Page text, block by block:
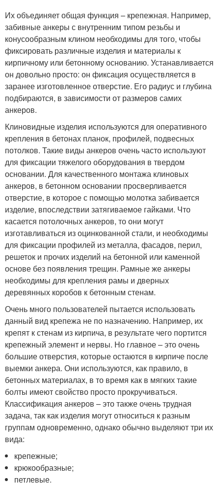
Их объединяет общая функция – крепежная. Например,
забивные анкеры с внутренним типом резьбы и
конусообразным клином необходимы для того, чтобы
фиксировать различные изделия и материалы к
кирпичному или бетонному основанию. Устанавливается
он довольно просто: он фиксация осуществляется в
заранее изготовленное отверстие. Его радиус и глубина
подбираются, в зависимости от размеров самих
анкеров.
Клиновидные изделия используются для оперативного
крепления в бетонах планок, профилей, подвесных
потолков. Такие виды анкеров очень часто используют
для фиксации тяжелого оборудования в твердом
основании. Для качественного монтажа клиновых
анкеров, в бетонном основании просверливается
отверстие, в которое с помощью молотка забивается
изделие, впоследствии затягиваемое гайками. Что
касается потолочных анкеров, то они могут
изготавливаться из оцинкованной стали, и необходимы
для фиксации профилей из металла, фасадов, перил,
решеток и прочих изделий на бетонной или каменной
основе без появления трещин. Рамные же анкеры
необходимы для крепления рамы и дверных
деревянных коробов к бетонным стенам.
Очень много пользователей пытается использовать
данный вид крепежа не по назначению. Например, их
крепят к стенам из кирпича, в результате чего портится
крепежный элемент и нервы. Но главное – это очень
большие отверстия, которые остаются в кирпиче после
выемки анкера. Они используются, как правило, в
бетонных материалах, в то время как в мягких такие
болты имеют свойство просто прокручиваться.
Классификация анкеров – это также очень трудная
задача, так как изделия могут относиться к разным
группам одновременно, однако обычно выделяют три их
вида:
крепежные;
крюкообразные;
петлевые.